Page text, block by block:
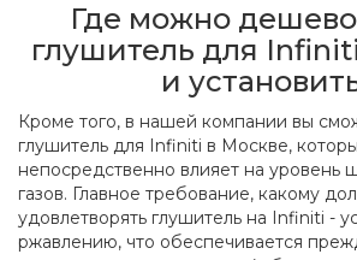
Где можно
глушитель для
и
Кроме того, в нашей компании вы
глушитель для Infiniti в Москве,
непосредственно влияет на уровень
газов. Главное требование, какому
удовлетворять глушитель на Infiniti -
ржавлению, что обеспечивается